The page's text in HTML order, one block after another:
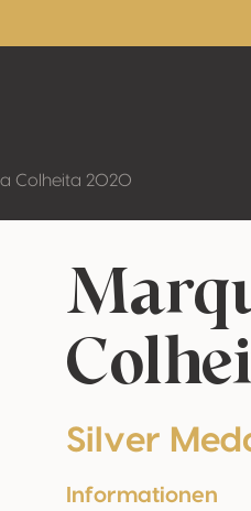
Colheita 2020
Silver
Informationen